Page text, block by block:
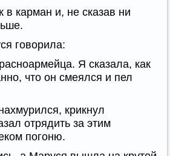
карман и, не сказав ни
говорила:
Я сказала, как
что он смеялся и пел
крикнул
отрядить за этим
погоню.